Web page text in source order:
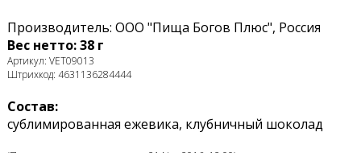
Производитель: ООО "Пища Богов Плюс", Россия
Вес нетто: 38 г
Артикул: VET09013
Штрихкод: 4631136284444
Состав:
сублимированная ежевика, клубничный шоколад